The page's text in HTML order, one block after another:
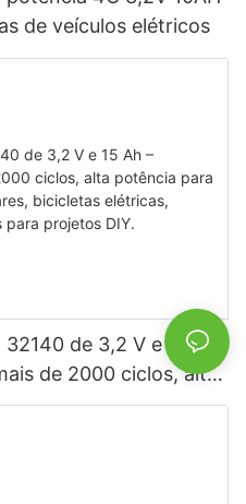
de veículos elétricos
de 3,2 V e 15 Ah
de 2000 ciclos, alta
sistemas